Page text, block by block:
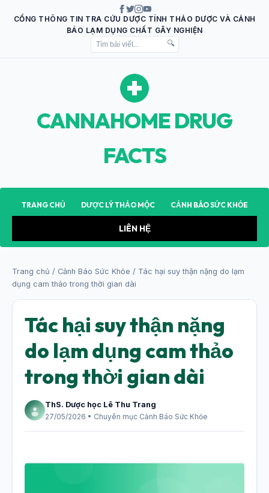
CỔNG THÔNG TIN TRA CỨU DƯỢC TÍNH THẢO DƯỢC VÀ CẢNH
BÁO LẠM DỤNG CHẤT GÂY NGHIỆN
🔍
CANNAHOME DRUG
FACTS
TRANG CHỦ DƯỢC LÝ THẢO MỘC CẢNH BÁO SỨC KHỎE
LIÊN HỆ
Trang chủ / Cảnh Báo Sức Khỏe / Tác hại suy thận nặng do lạm
dụng cam thảo trong thời gian dài
Tác hại suy thận nặng
do lạm dụng cam thảo
trong thời gian dài
ThS. Dược học Lê Thu Trang
27/05/2026 • Chuyên mục Cảnh Báo Sức Khỏe